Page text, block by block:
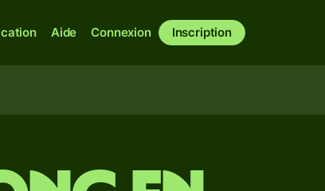
Aide Connexion Inscription